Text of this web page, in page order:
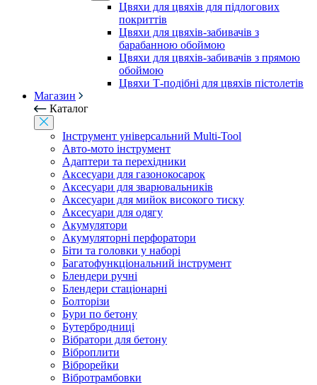
Цвяхи для цвяхів для підлогових
покриттів
Цвяхи для цвяхів-забивачів з
барабанною обоймою
Цвяхи для цвяхів-забивачів з прямою
обоймою
Цвяхи Т-подібні для цвяхів пістолетів
Магазин
Каталог
Інструмент універсальний Multi-Tool
Авто-мото інструмент
Адаптери та перехідники
Аксесуари для газонокосарок
Аксесуари для зварювальників
Аксесуари для мийок високого тиску
Аксесуари для одягу
Акумулятори
Акумуляторні перфоратори
Біти та головки у наборі
Багатофункціональний інструмент
Блендери ручні
Блендери стаціонарні
Болторізи
Бури по бетону
Бутербродниці
Вібратори для бетону
Віброплити
Віброрейки
Вібротрамбовки